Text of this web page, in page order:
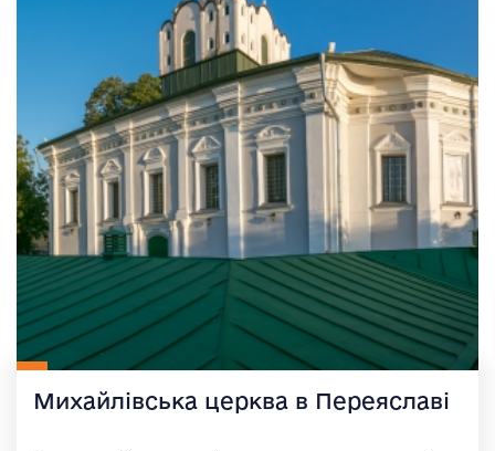
Михайлівська церква в Переяславі